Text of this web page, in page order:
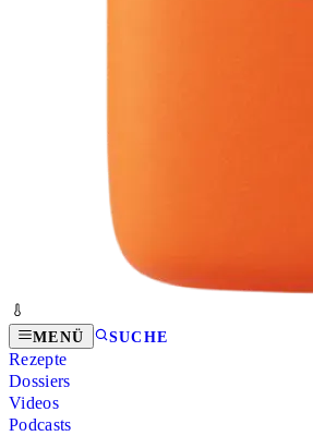
MENÜ SUCHE
Rezepte
Dossiers
Videos
Podcasts